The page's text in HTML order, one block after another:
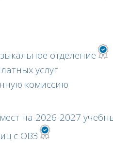
отделение
услуг
комиссию
на 2026-2027
с ОВЗ